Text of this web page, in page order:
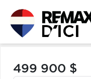
499 900 $